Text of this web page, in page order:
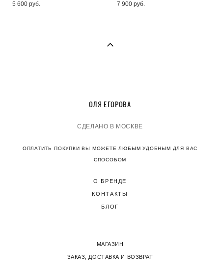
5 600 pуб.
7 900 pуб.
ОЛЯ ЕГОРОВА
СДЕЛАНО В МОСКВЕ
ОПЛАТИТЬ ПОКУПКИ ВЫ МОЖЕТЕ ЛЮБЫМ УДОБНЫМ ДЛЯ ВАС
СПОСОБОМ
О БРЕНДЕ
КОНТАКТЫ
БЛОГ
МАГАЗИН
ЗАКАЗ, ДОСТАВКА И ВОЗВРАТ